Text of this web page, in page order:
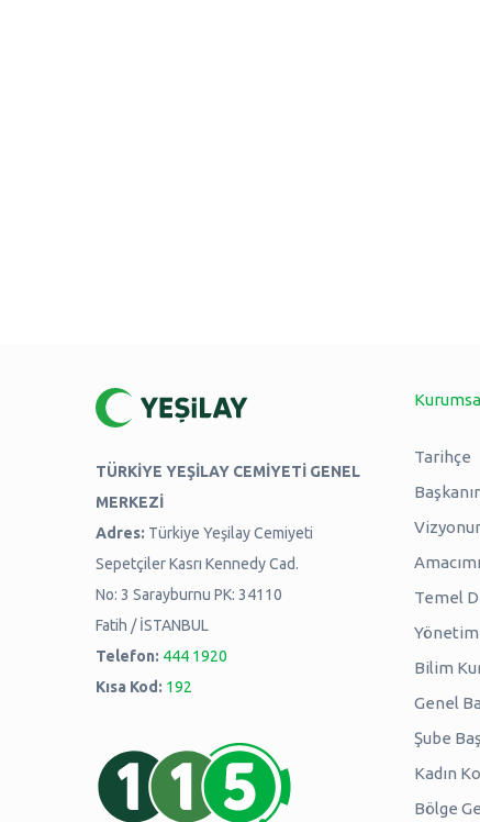
TÜRKİYE YEŞİLAY CEMİYETİ GENEL
MERKEZİ
Adres: Türkiye Yeşilay Cemiyeti
Sepetçiler Kasrı Kennedy Cad.
No: 3 Sarayburnu PK: 34110
Fatih / İSTANBUL
Telefon: 444 1920
Kısa Kod: 192
Tarihçe
Temel
Yönetim
Bilim
Genel
Şube
Kadın
Bölge